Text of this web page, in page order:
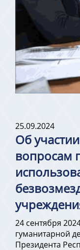
25.09.2024
Об
вопросам
24 сентября
гуманитарной
Президента